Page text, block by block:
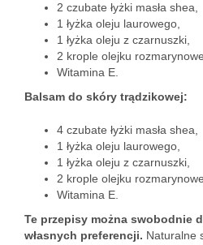
2 czubate łyżki masła shea,
1 łyżka oleju laurowego,
1 łyżka oleju z czarnuszki,
2 krople olejku
Witamina E.
Balsam do skóry trądzikowej:
4 czubate łyżki masła shea,
1 łyżka oleju laurowego,
1 łyżka oleju z czarnuszki,
2 krople olejku
Witamina E.
Te przepisy można swobodnie
własnych preferencji. Naturalne